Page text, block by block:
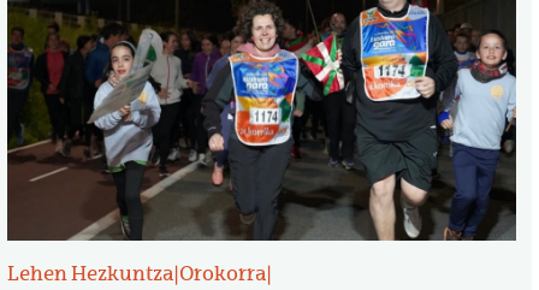
Lehen Hezkuntza| Orokorra|